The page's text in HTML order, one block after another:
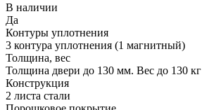
В наличии
Да
Контуры уплотнения
3 контура уплотнения (1 магнитный)
Толщина, вес
Толщина двери до 130 мм. Вес до 130 кг
Конструкция
2 листа стали